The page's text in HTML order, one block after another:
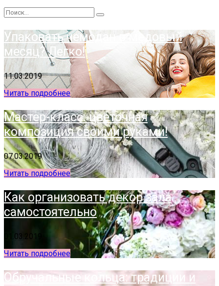
Упаковать чемодан в медовый
месяц? Легко!
11.03.2019
Читать подробнее
Мастер-класс: цветочная
композиция своими руками!
07.03.2019
Читать подробнее
Как организовать декор зала
самостоятельно
01.03.2019
Читать подробнее
Обручальные кольца: традиции и